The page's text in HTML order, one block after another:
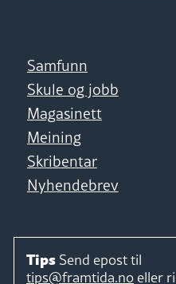
Samfunn
Skule og jobb
Magasinett
Meining
Skribentar
Nyhendebrev
Tips Send epost til
tips@framtida.no eller